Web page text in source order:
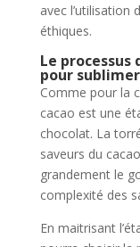
avec l’utilisation
éthiques.
Le
pour
Comme pour la
cacao est une
chocolat. La
saveurs du
grandement le
complexité des
En maitrisant